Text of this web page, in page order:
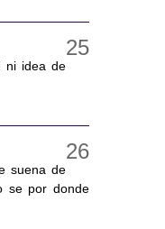
ni idea de
suena de
se por donde